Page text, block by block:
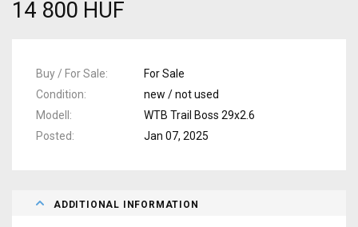
14 800 HUF
Buy / For Sale
For Sale
Condition
new / not used
Modell
WTB Trail Boss 29x2.6
Posted
Jan 07, 2025
ADDITIONAL INFORMATION